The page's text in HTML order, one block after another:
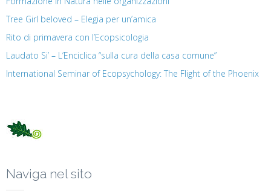
Tree Girl beloved – Elegia per un’amica
Rito di primavera con l’Ecopsicologia
Laudato Si’ – L’Enciclica “sulla cura della casa comune”
International Seminar of Ecopsychology: The Flight of the Phoenix
Naviga nel sito